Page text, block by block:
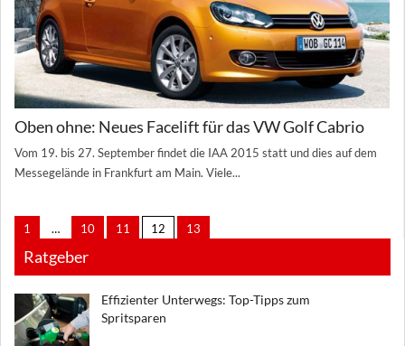
Oben ohne: Neues Facelift für das VW Golf Cabrio
Vom 19. bis 27. September findet die IAA 2015 statt und dies auf dem
Messegelände in Frankfurt am Main. Viele...
1 … 10 11 12 13
Ratgeber
Effizienter Unterwegs: Top-Tipps zum
Spritsparen